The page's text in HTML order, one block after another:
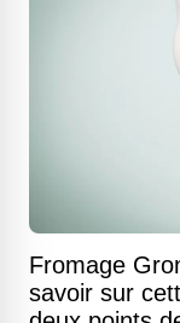
Fromage
savoir sur